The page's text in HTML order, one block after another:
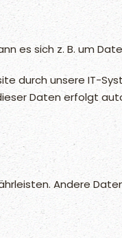
es sich z. B. um
durch unsere IT-
Daten erfolgt
Andere